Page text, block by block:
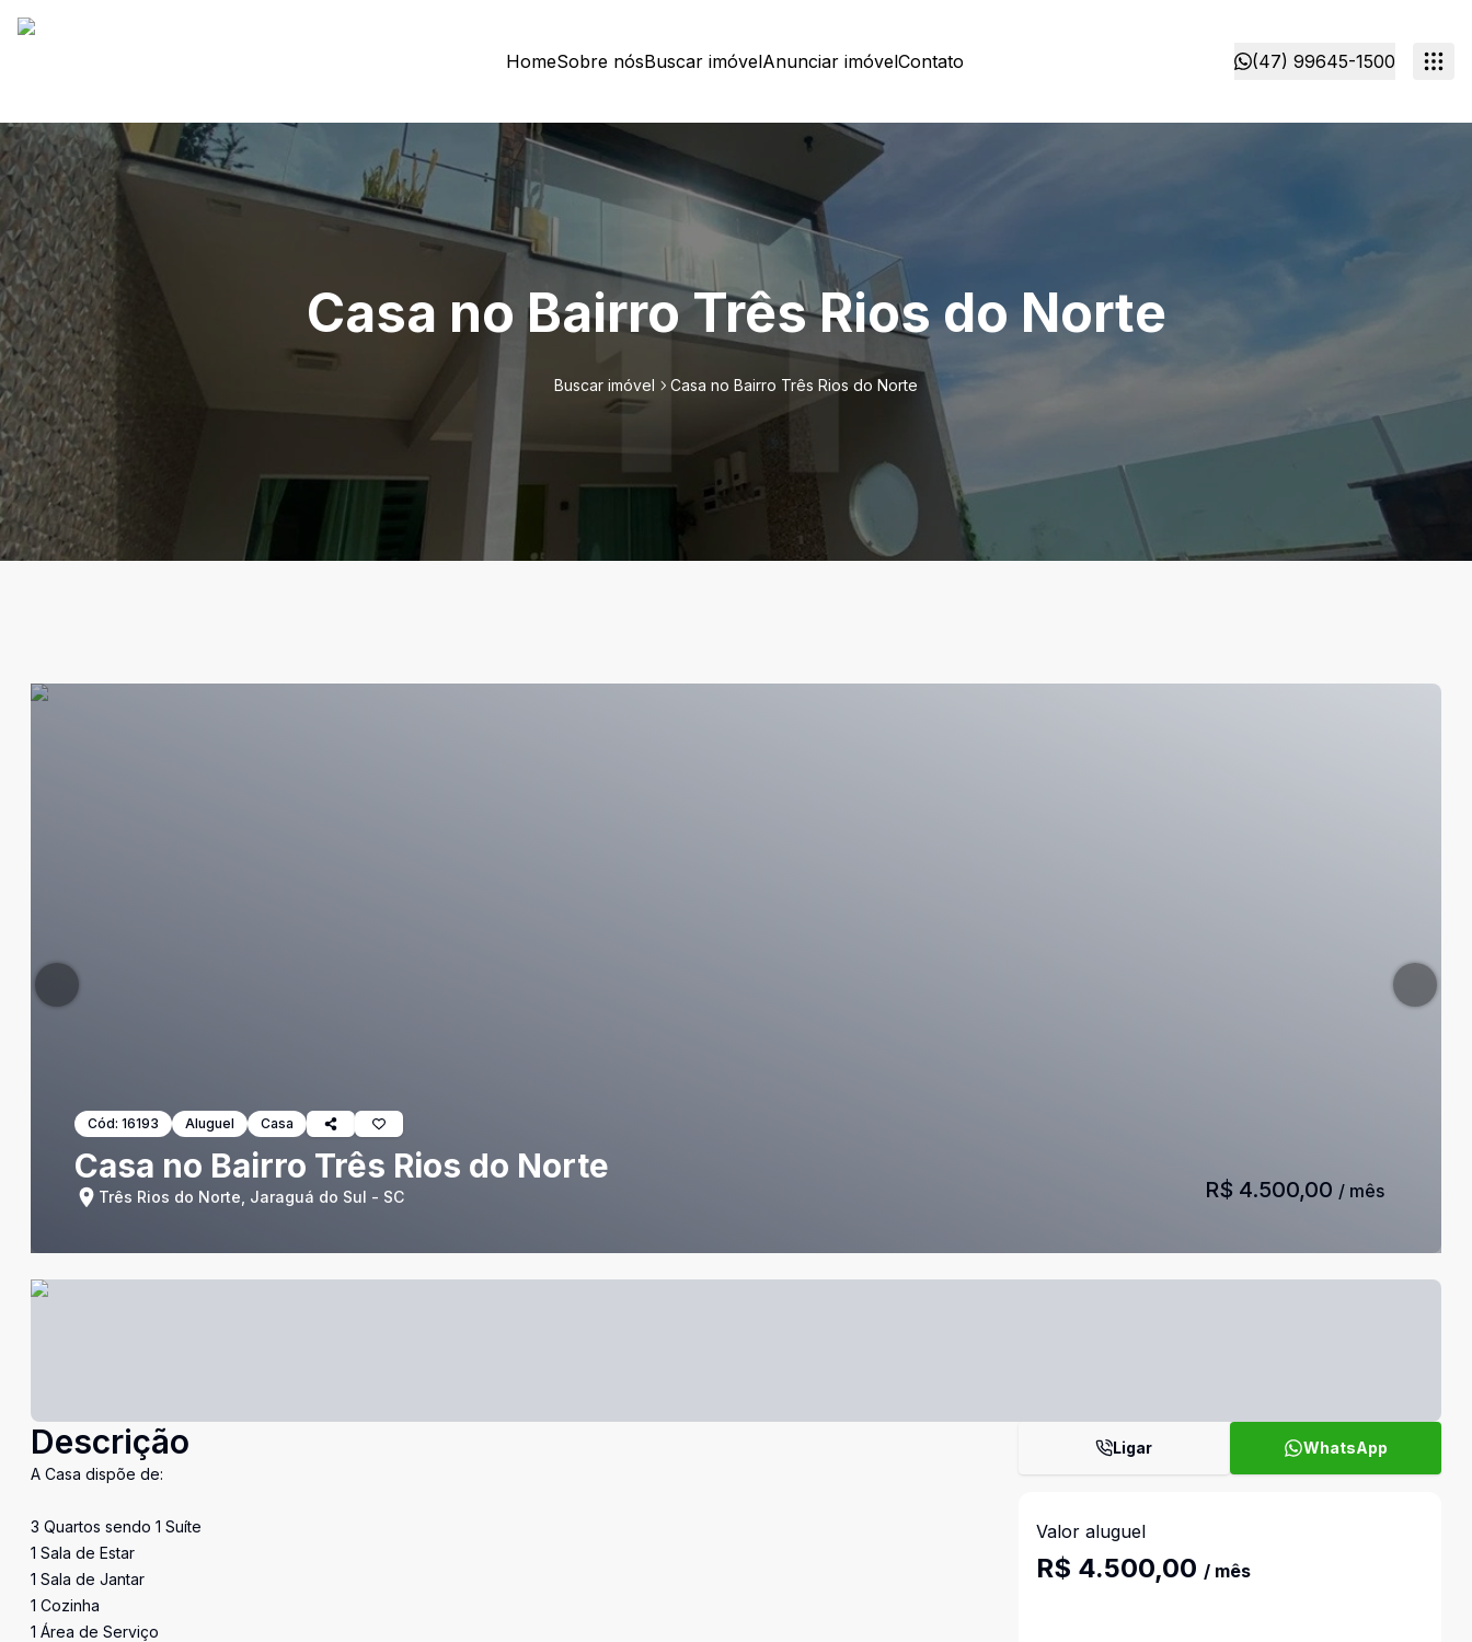
HomeSobre nósBuscar imóvelAnunciar imóvelContato (47) 99645-1500
Casa no Bairro Três Rios do Norte
Buscar imóvel Casa no Bairro Três Rios do Norte
Cód: 16193 Aluguel Casa
Casa no Bairro Três Rios do Norte
Três Rios do Norte, Jaraguá do Sul - SC R$ 4.500,00 / mês
Descrição
A Casa dispõe de:
3 Quartos sendo 1 Suíte
1 Sala de Estar
1 Sala de Jantar
1 Cozinha
1 Área de Serviço
Ligar WhatsApp
Valor aluguel
R$ 4.500,00 / mês